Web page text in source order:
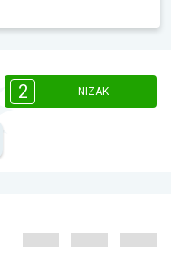
2 NIZAK